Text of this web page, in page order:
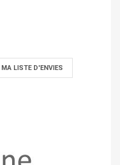
LISTE D'ENVIES